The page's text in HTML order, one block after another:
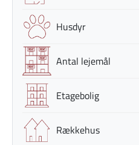
Husdyr
Antal lejemål
Etagebolig
Rækkehus